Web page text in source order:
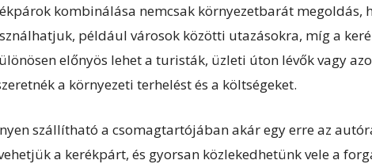
kombinálása nemcsak környezetbarát
például városok közötti utazásokra, míg a
előnyös lehet a turisták, üzleti úton lévők vagy
a környezeti terhelést és a költségeket.
szállítható a csomagtartójában akár egy erre az
a kerékpárt, és gyorsan közlekedhetünk vele a